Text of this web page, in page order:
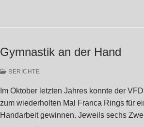
Gymnastik an der Hand
BERICHTE
Im Oktober letzten Jahres konnte der
zum wiederholten Mal Franca Rings für
Handarbeit gewinnen. Jeweils sechs